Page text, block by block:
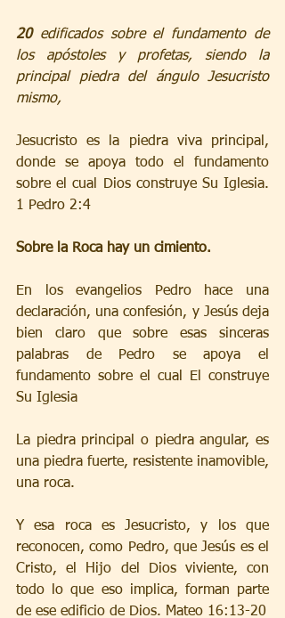
20 edificados sobre el fundamento de
los apóstoles y profetas, siendo la
principal piedra del ángulo Jesucristo
mismo,
Jesucristo es la piedra viva principal,
donde se apoya todo el fundamento
sobre el cual Dios construye Su Iglesia.
1 Pedro 2:4
Sobre la Roca hay un cimiento.
En los evangelios Pedro hace una
declaración, una confesión, y Jesús deja
bien claro que sobre esas sinceras
palabras de Pedro se apoya el
fundamento sobre el cual El construye
Su Iglesia
La piedra principal o piedra angular, es
una piedra fuerte, resistente inamovible,
una roca.
Y esa roca es Jesucristo, y los que
reconocen, como Pedro, que Jesús es el
Cristo, el Hijo del Dios viviente, con
todo lo que eso implica, forman parte
de ese edificio de Dios. Mateo 16:13-20